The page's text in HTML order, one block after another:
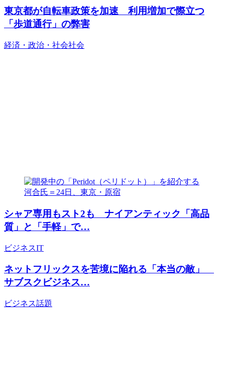
東京都が自転車政策を加速 利用増加で際立つ
「歩道通行」の弊害
経済・政治・社会社会
シャア専用もスト2も ナイアンティック「高品
質」と「手軽」で…
ビジネスIT
ネットフリックスを苦境に陥れる「本当の敵」
サブスクビジネス…
ビジネス話題